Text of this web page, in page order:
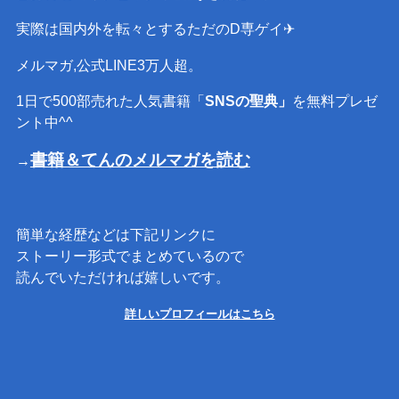
実際は国内外を転々とするただのD専ゲイ✈︎
メルマガ,公式LINE3万人超。
1日で500部売れた人気書籍「SNSの聖典」
を無料プレゼ
ント中^^
→書籍＆てんのメルマガを読む
簡単な経歴などは下記リンクに
ストーリー形式でまとめているので
読んでいただければ嬉しいです。
詳しいプロフィールはこちら